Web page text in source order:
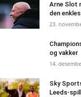
Arne Slot
den
23.
og vakker
14.
Sky
Leeds-